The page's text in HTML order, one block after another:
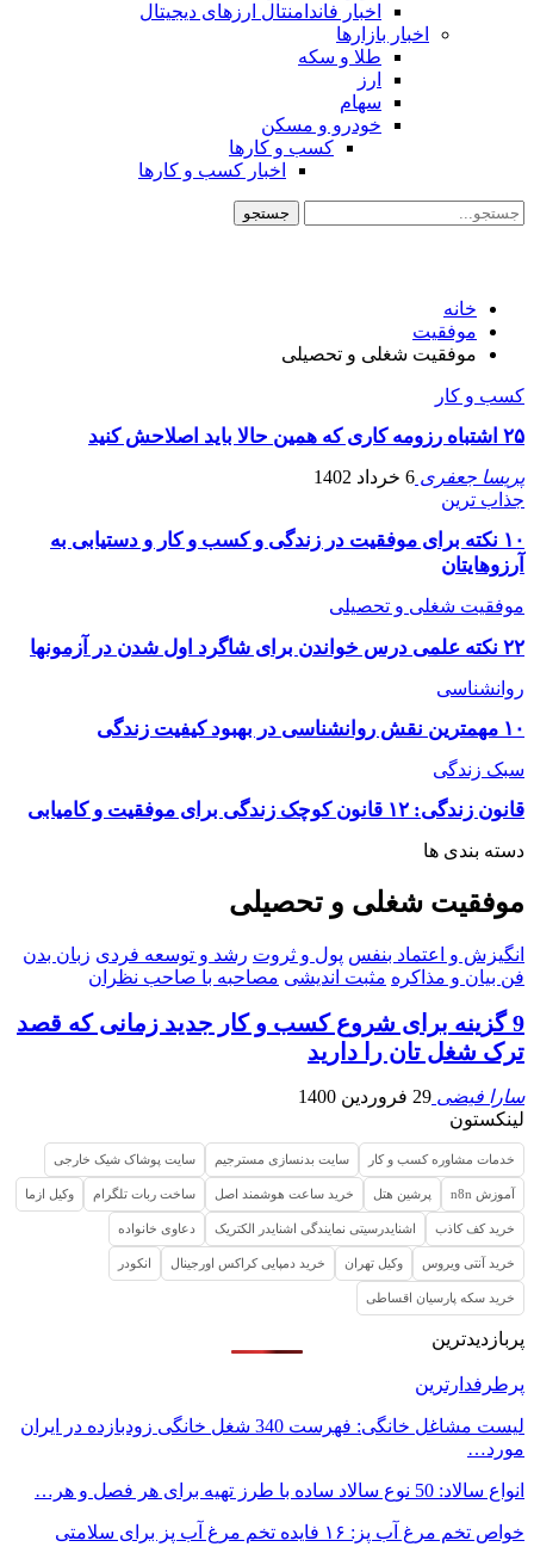
اخبار فاندامنتال ارزهای دیجیتال
اخبار بازارها
طلا و سکه
ارز
سهام
خودرو و مسکن
کسب و کارها
اخبار کسب و کارها
خانه
موفقیت
موفقیت شغلی و تحصیلی
کسب و کار
۲۵ اشتباه رزومه کاری که همین حالا باید اصلاحش کنید
پریسا جعفری 6 خرداد 1402
جذاب ترین
۱۰ نکته برای موفقیت در زندگی و کسب و کار و دستیابی به
آرزوهایتان
موفقیت شغلی و تحصیلی
٢٢ نکته علمی درس خواندن برای شاگرد اول شدن در آزمونها
روانشناسی
۱۰ مهمترین نقش روانشناسی در بهبود کیفیت زندگی
سبک زندگی
قانون زندگی: ۱۲ قانون کوچک زندگی برای موفقیت و کامیابی
دسته بندی ها
موفقیت شغلی و تحصیلی
انگیزش و اعتماد بنفس پول و ثروت رشد و توسعه فردی زبان بدن
فن بیان و مذاکره مثبت اندیشی مصاحبه با صاحب نظران
9 گزینه برای شروع کسب و کار جدید زمانی که قصد
ترک شغل تان را دارید
سارا فیضی 29 فروردین 1400
لینکستون
خدمات مشاوره کسب و کار سایت بدنسازی مسترجیم سایت پوشاک شیک خارجی
آموزش n8n پرشین هتل خرید ساعت هوشمند اصل ساخت ربات تلگرام وکیل ازما
خرید کف کاذب اشنایدرسیتی نمایندگی اشنایدر الکتریک دعاوی خانواده
خرید آنتی ویروس وکیل تهران خرید دمپایی کراکس اورجینال انکودر
خرید سکه پارسیان اقساطی
پربازدیدترین
پرطرفدارترین
لیست مشاغل خانگی: فهرست 340 شغل خانگی زودبازده در ایران
مورد…
انواع سالاد: 50 نوع سالاد ساده با طرز تهیه برای هر فصل و هر…
خواص تخم مرغ آب پز: ۱۶ فایده تخم مرغ آب پز برای سلامتی